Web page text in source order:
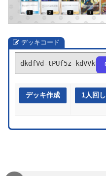
デッキコード
dkdfVd-tPUf5z-kdVVkF
デッキ作成 1人回し